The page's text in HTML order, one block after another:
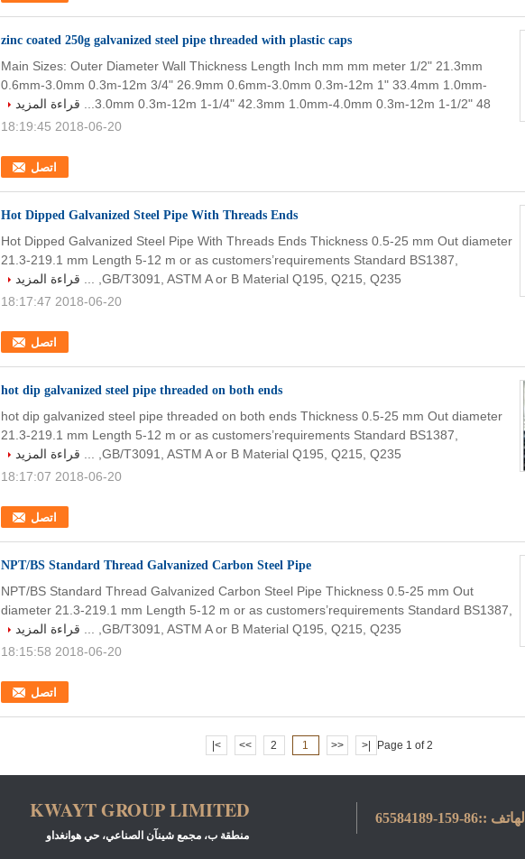
zinc coated 250g galvanized steel pipe threaded with plastic caps
اتصل
Main Sizes: Outer Diameter Wall Thickness Length Inch mm mm meter 1/2" 21.3mm
0.6mm-3.0mm 0.3m-12m 3/4" 26.9mm 0.6mm-3.0mm 0.3m-12m 1" 33.4mm 1.0mm-
3.0mm 0.3m-12m 1-1/4" 42.3mm 1.0mm-4.0mm 0.3m-12m 1-1/2" 48...
قراءة المزيد
2018-06-20 18:19:45
Hot Dipped Galvanized Steel Pipe With Threads Ends
اتصل
Hot Dipped Galvanized Steel Pipe With Threads Ends Thickness 0.5-25 mm Out diameter
21.3-219.1 mm Length 5-12 m or as customers’requirements Standard BS1387,
GB/T3091, ASTM A or B Material Q195, Q215, Q235, ...
قراءة المزيد
2018-06-20 18:17:47
hot dip galvanized steel pipe threaded on both ends
اتصل
hot dip galvanized steel pipe threaded on both ends Thickness 0.5-25 mm Out diameter
21.3-219.1 mm Length 5-12 m or as customers’requirements Standard BS1387,
GB/T3091, ASTM A or B Material Q195, Q215, Q235, ...
قراءة المزيد
2018-06-20 18:17:07
NPT/BS Standard Thread Galvanized Carbon Steel Pipe
اتصل
NPT/BS Standard Thread Galvanized Carbon Steel Pipe Thickness 0.5-25 mm Out
diameter 21.3-219.1 mm Length 5-12 m or as customers’requirements Standard BS1387,
GB/T3091, ASTM A or B Material Q195, Q215, Q235, ...
قراءة المزيد
2018-06-20 18:15:58
Page 1 of 2
|<
<<
1
2
>>
>|
KWAYT GROUP LIMITED
منطقة ب، مجمع شينآن الصناعي، حي هوانغداو
الهاتف ::86-159-65584189